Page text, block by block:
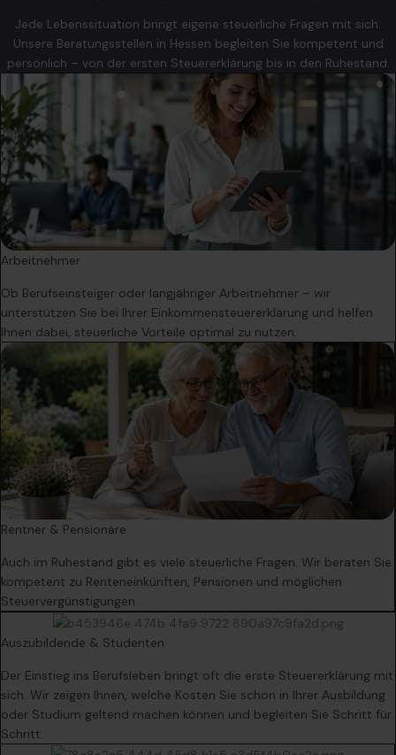
Jede Lebenssituation bringt eigene steuerliche Fragen mit sich.
Unsere Beratungsstellen in Hessen begleiten Sie kompetent und
persönlich – von der ersten Steuererklärung bis in den Ruhestand.
Arbeitnehmer
Ob Berufseinsteiger oder langjähriger Arbeitnehmer – wir
unterstützen Sie bei Ihrer Einkommensteuererklärung und helfen
Ihnen dabei, steuerliche Vorteile optimal zu nutzen.
Rentner & Pensionäre
Auch im Ruhestand gibt es viele steuerliche Fragen. Wir beraten Sie
kompetent zu Renteneinkünften, Pensionen und möglichen
Steuervergünstigungen.
Auszubildende & Studenten
Der Einstieg ins Berufsleben bringt oft die erste Steuererklärung mit
sich. Wir zeigen Ihnen, welche Kosten Sie schon in Ihrer Ausbildung
oder Studium geltend machen können und begleiten Sie Schritt für
Schritt.